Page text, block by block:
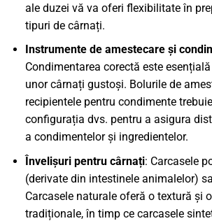
ale duzei vă va oferi flexibilitate în
tipuri de cârnați.
Instrumente de amestecare și
Condimentarea corectă este
unor cârnați gustoși. Bolurile de
recipientele pentru condimente
configurația dvs. pentru a asigura
a condimentelor și ingredientelor.
Învelișuri pentru cârnați: Carcasele
(derivate din intestinele animalelor)
Carcasele naturale oferă o textură și
tradiționale, în timp ce carcasele